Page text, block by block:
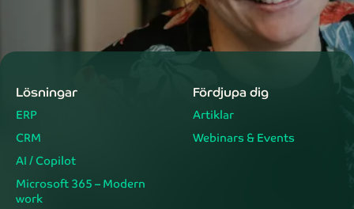
Lösningar
ERP
CRM
AI / Copilot
Microsoft 365 – Modern
work
Fördjupa dig
Artiklar
Webinars & Events